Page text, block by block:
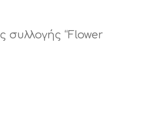
συλλογής “Flower